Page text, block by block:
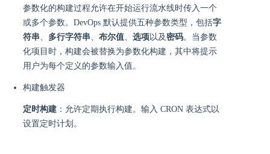
参数化的构建过程允许在开始运行流水线时传入一个
或多个参数。DevOps 默认提供五种参数类型，包括字
符串、 多行字符串、 布尔值、 选项 以及密码。当参数
化项目时，构建会被替换为参数化构建，其中将提示
用户为每个定义的参数输入值。
构建触发器
定时构建 ：允许定期执行构建。输入 CRON 表达式以
设置定时计划。